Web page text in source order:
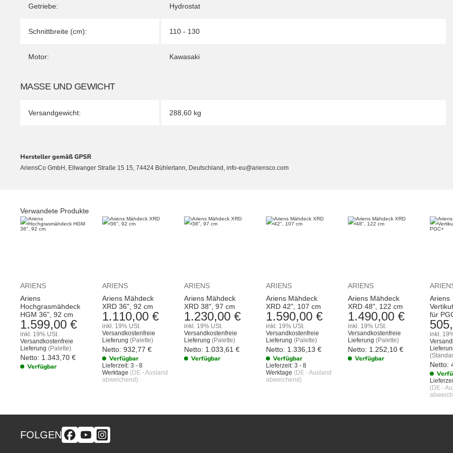
Getriebe: Hydrostat
Schnittbreite (cm): 110 - 130
Motor: Kawasaki
MASSE UND GEWICHT
Versandgewicht: 288,60 kg
Hersteller gemäß GPSR
AriensCo GmbH, Ellwanger Straße 15 15, 74424 Bühlertann, Deutschland, info-eu@ariensco.com
Verwandete Produkte
ARIENS
Ariens
Hochgrasmähdeck
HGM 36", 92 cm
1.599,00 €
inkl. 19% USt.
Versandkostenfreie
Lieferung (Palette)
Netto: 1.343,70 €
Verfügbar
ARIENS
Ariens Mähdeck
XRD 36", 92 cm
1.110,00 €
inkl. 19% USt.
Versandkostenfreie
Lieferung (Palette)
Netto: 932,77 €
Verfügbar
Lieferzeit: 3 - 8
Werktage (DE - Ausland
abweichend)
ARIENS
Ariens Mähdeck
XRD 38", 97 cm
1.230,00 €
inkl. 19% USt.
Versandkostenfreie
Lieferung (Palette)
Netto: 1.033,61 €
Verfügbar
ARIENS
Ariens Mähdeck
XRD 42", 107 cm
1.590,00 €
inkl. 19% USt.
Versandkostenfreie
Lieferung (Palette)
Netto: 1.336,13 €
Verfügbar
Lieferzeit: 3 - 8
Werktage (DE - Ausland
abweichend)
ARIENS
Ariens Mähdeck
XRD 48", 122 cm
1.490,00 €
inkl. 19% USt.
Versandkostenfreie
Lieferung (Palette)
Netto: 1.252,10 €
Verfügbar
Ariens
für
inkl.
Netto:
(DE -
FOLGEN